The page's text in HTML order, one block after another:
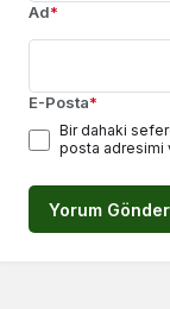
Ad*
E-Posta*
Bir dahaki
posta adresimi
Yorum Gönder